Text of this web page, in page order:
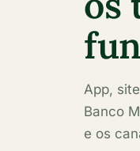
App,
Banco
e os